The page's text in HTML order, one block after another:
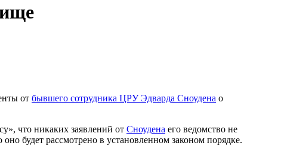
от бывшего сотрудника ЦРУ Эдварда Сноудена о
что никаких заявлений от Сноудена его ведомство не
будет рассмотрено в установленном законом порядке.